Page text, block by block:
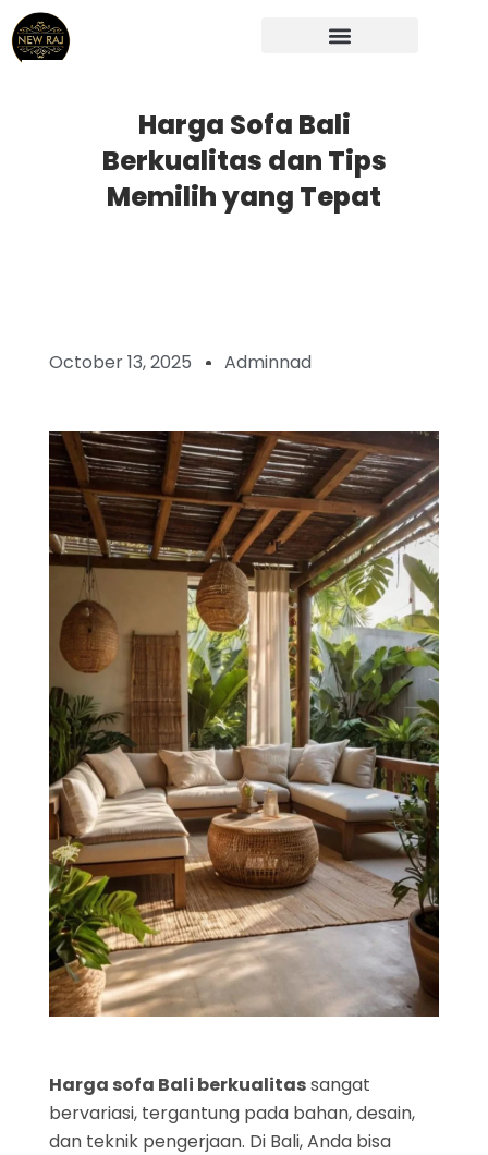
Skip
to
content
Harga Sofa Bali
Berkualitas dan Tips
Memilih yang Tepat
October 13, 2025 Adminnad
Harga sofa Bali berkualitassangat
bervariasi, tergantung pada bahan, desain,
dan teknik pengerjaan. Di Bali, Anda bisa